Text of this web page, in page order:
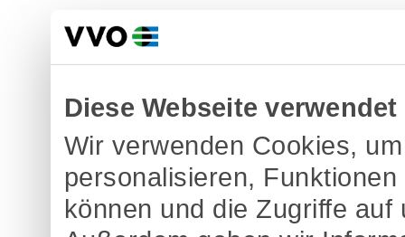
Diese Webseite
Wir verwenden Cookies,
personalisieren,
können und die Zugriffe